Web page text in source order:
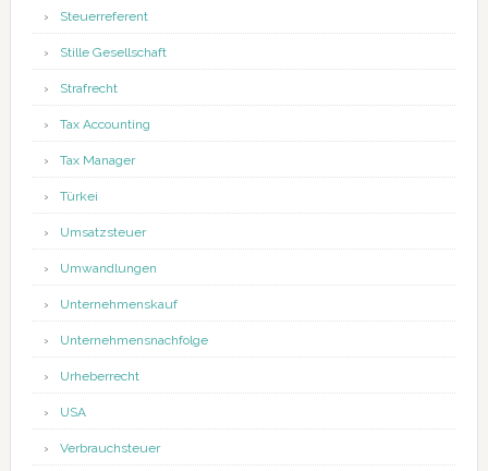
Steuerreferent
Stille Gesellschaft
Strafrecht
Tax Accounting
Tax Manager
Türkei
Umsatzsteuer
Umwandlungen
Unternehmenskauf
Unternehmensnachfolge
Urheberrecht
USA
Verbrauchsteuer